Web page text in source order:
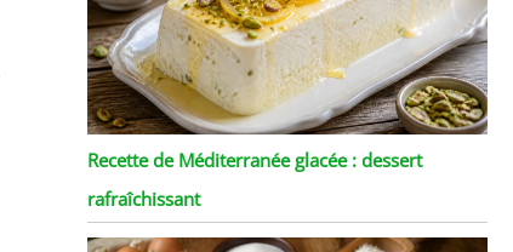
Recette de Méditerranée glacée : dessert
rafraîchissant